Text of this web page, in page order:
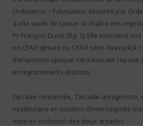
Ordinateur – Fabrication Assistée par
à elle seule de casser la chaîne des
Pr François Duret (fig. 1). Elle intervient
en CFAO directe ou CFAO semi-
d’empreinte optique intra buccale repose
enregistrements distincts :
l’arcade concernée, l’arcade
vestibulaire en position d’intercuspidie
mise en occlusion des deux arcades.